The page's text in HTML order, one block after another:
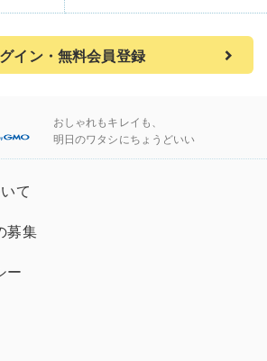
イン・無料会員登録
おしゃれもキレイも、
明日のワタシにちょうどいい
て
募集
ー